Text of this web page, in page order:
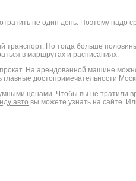
не один день. Поэтому надо
транспорт. Но тогда больше
в маршрутах и расписаниях.
На арендованной машине
главные достопримечательности
ценами. Чтобы вы не тратили
авто вы можете узнать на сайте.